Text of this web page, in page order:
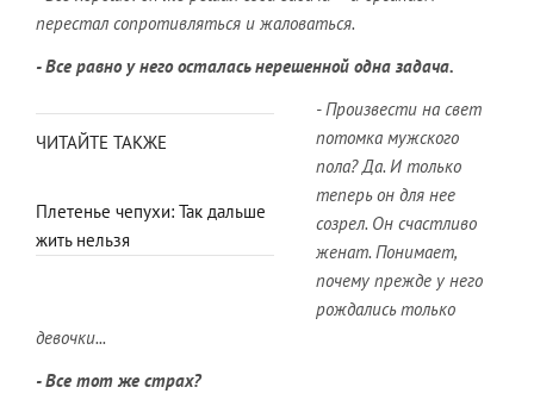
перестал сопротивляться и жаловаться.
- Все равно у него осталась нерешенной одна задача.
ЧИТАЙТЕ ТАКЖЕ
Плетенье чепухи: Так дальше
жить нельзя
- Произвести на свет
потомка мужского
пола? Да. И только
теперь он для нее
созрел. Он счастливо
женат. Понимает,
почему прежде у него
рождались только
девочки...
- Все тот же страх?